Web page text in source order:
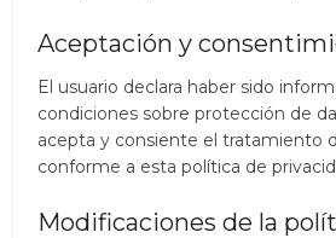
Aceptación y
El usuario declara haber sido
condiciones sobre protección de
acepta y consiente el tratamiento
conforme a esta política de
Modificaciones de la